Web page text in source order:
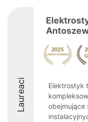
Laureaci
Elektrostyk
obejmujące